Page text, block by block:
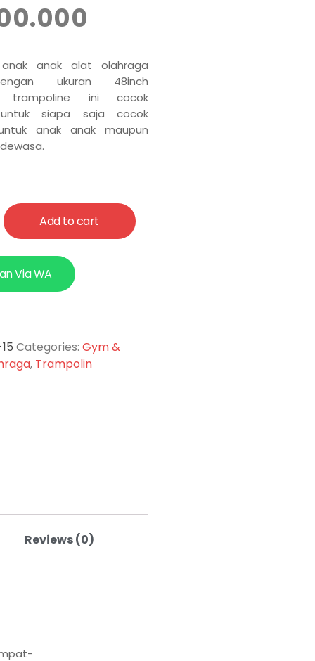
anak anak alat olahraga
ukuran 48inch
trampoline ini cocok
untuk siapa saja cocok
anak anak maupun
Add to cart
Via WA
Categories: Gym &
, Trampolin
Reviews (0)